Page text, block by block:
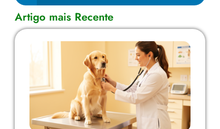
Artigo mais Recente